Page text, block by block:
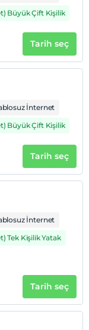
ücretsizdir
Büyük Çift Kişilik
Tarih seç
İnternet
Büyük Çift Kişilik
Tarih seç
İnternet
Tek Kişilik Yatak
Tarih seç